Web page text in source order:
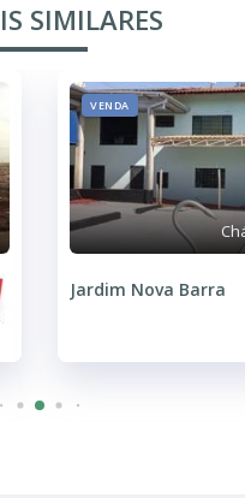
SIMILARES
VENDA
Jardim Nova Barra